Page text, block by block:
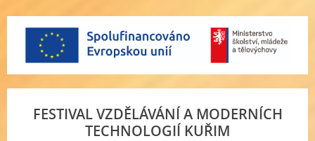
FESTIVAL VZDĚLÁVÁNÍ A MODERNÍCH
TECHNOLOGIÍ KUŘIM